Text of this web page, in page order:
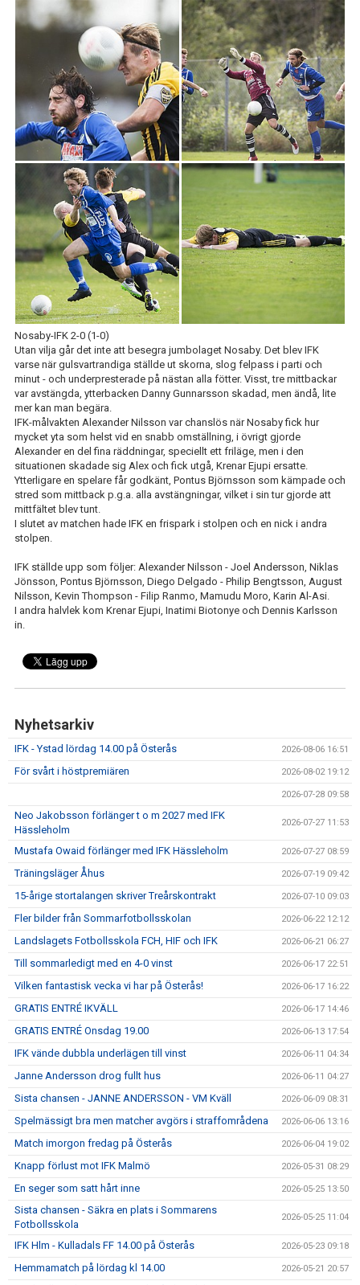
IFK GER TILLBAKA
50/50 LOTTERIET
IFK TIPSET 2026
VM-TIPSET 2026
Nosaby-IFK 2-0 (1-0)
Utan vilja går det inte att besegra jumbolaget Nosaby. Det blev IFK
varse när gulsvartrandiga ställde ut skorna, slog felpass i parti och
minut - och underpresterade på nästan alla fötter. Visst, tre mittbackar
var avstängda, ytterbacken Danny Gunnarsson skadad, men ändå, lite
mer kan man begära.
IFK-målvakten Alexander Nilsson var chanslös när Nosaby fick hur
mycket yta som helst vid en snabb omställning, i övrigt gjorde
Alexander en del fina räddningar, speciellt ett friläge, men i den
situationen skadade sig Alex och fick utgå, Krenar Ejupi ersatte.
Ytterligare en spelare får godkänt, Pontus Björnsson som kämpade och
stred som mittback p.g.a. alla avstängningar, vilket i sin tur gjorde att
mittfältet blev tunt.
I slutet av matchen hade IFK en frispark i stolpen och en nick i andra
stolpen.
IFK ställde upp som följer: Alexander Nilsson - Joel Andersson, Niklas
Jönsson, Pontus Björnsson, Diego Delgado - Philip Bengtsson, August
Nilsson, Kevin Thompson - Filip Ranmo, Mamudu Moro, Karin Al-Asi.
I andra halvlek kom Krenar Ejupi, Inatimi Biotonye och Dennis Karlsson
in.
Nyhetsarkiv
IFK - Ystad lördag 14.00 på Österås 2026-08-06 16:51
För svårt i höstpremiären 2026-08-02 19:12
2026-07-28 09:58
Neo Jakobsson förlänger t o m 2027 med IFK
Hässleholm
2026-07-27 11:53
Mustafa Owaid förlänger med IFK Hässleholm 2026-07-27 08:59
Träningsläger Åhus 2026-07-19 09:42
15-årige stortalangen skriver Treårskontrakt 2026-07-10 09:03
Fler bilder från Sommarfotbollsskolan 2026-06-22 12:12
Landslagets Fotbollsskola FCH, HIF och IFK 2026-06-21 06:27
Till sommarledigt med en 4-0 vinst 2026-06-17 22:51
Vilken fantastisk vecka vi har på Österås! 2026-06-17 16:22
GRATIS ENTRÉ IKVÄLL 2026-06-17 14:46
GRATIS ENTRÉ Onsdag 19.00 2026-06-13 17:54
IFK vände dubbla underlägen till vinst 2026-06-11 04:34
Janne Andersson drog fullt hus 2026-06-11 04:27
Sista chansen - JANNE ANDERSSON - VM Kväll 2026-06-09 08:31
Spelmässigt bra men matcher avgörs i straffområdena 2026-06-06 13:16
Match imorgon fredag på Österås 2026-06-04 19:02
Knapp förlust mot IFK Malmö 2026-05-31 08:29
En seger som satt hårt inne 2026-05-25 13:50
Sista chansen - Säkra en plats i Sommarens
Fotbollsskola
2026-05-25 11:04
IFK Hlm - Kulladals FF 14.00 på Österås 2026-05-23 09:18
Hemmamatch på lördag kl 14.00 2026-05-21 20:57